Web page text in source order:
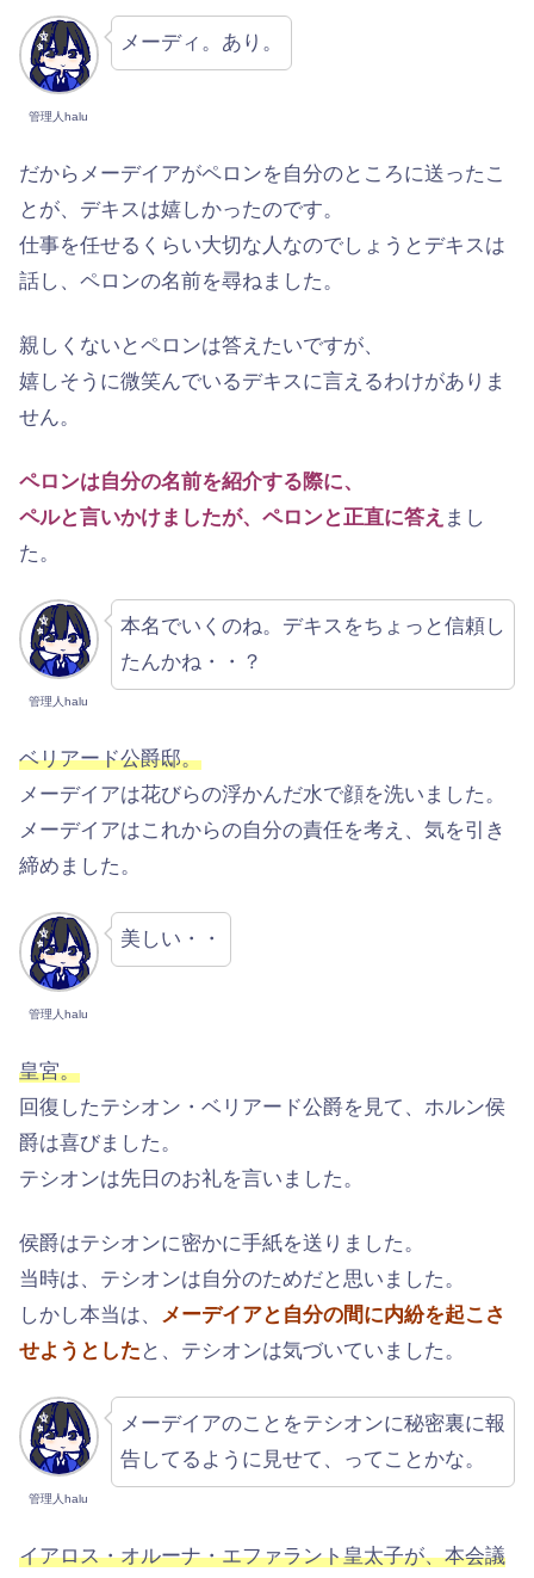
管理人halu
メーディ。あり。
だからメーデイアがペロンを自分のところに送ったこ
とが、デキスは嬉しかったのです。
仕事を任せるくらい大切な人なのでしょうとデキスは
話し、ペロンの名前を尋ねました。
親しくないとペロンは答えたいですが、
嬉しそうに微笑んでいるデキスに言えるわけがありま
せん。
ペロンは自分の名前を紹介する際に、
ペルと言いかけましたが、ペロンと正直に答え まし
た。
管理人halu
本名でいくのね。デキスをちょっと信頼し
たんかね・・？
ベリアード公爵邸。
メーデイアは花びらの浮かんだ水で顔を洗いました。
メーデイアはこれからの自分の責任を考え、気を引き
締めました。
管理人halu
美しい・・
皇宮。
回復したテシオン・ベリアード公爵を見て、ホルン侯
爵は喜びました。
テシオンは先日のお礼を言いました。
侯爵はテシオンに密かに手紙を送りました。
当時は、テシオンは自分のためだと思いました。
しかし本当は、
メーデイアと自分の間に内紛を起こさ
せようとした と、テシオンは気づいていました。
管理人halu
メーデイアのことをテシオンに秘密裏に報
告してるように見せて、ってことかな。
イアロス・オルーナ・エファラント皇太子が、本会議